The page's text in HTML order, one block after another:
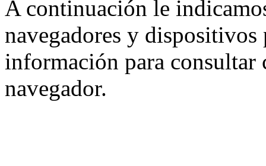
A continuación le
navegadores y dispositivos
información para consultar
navegador.